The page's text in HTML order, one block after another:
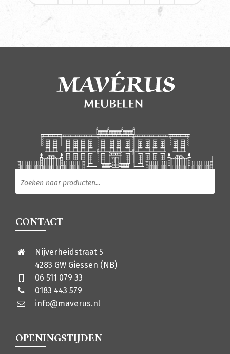
Producten zoeken
CONTACT
Nijverheidstraat 5
4283 GW Giessen (NB)
06 511 079 33
0183 443 579
info@maverus.nl
OPENINGSTIJDEN